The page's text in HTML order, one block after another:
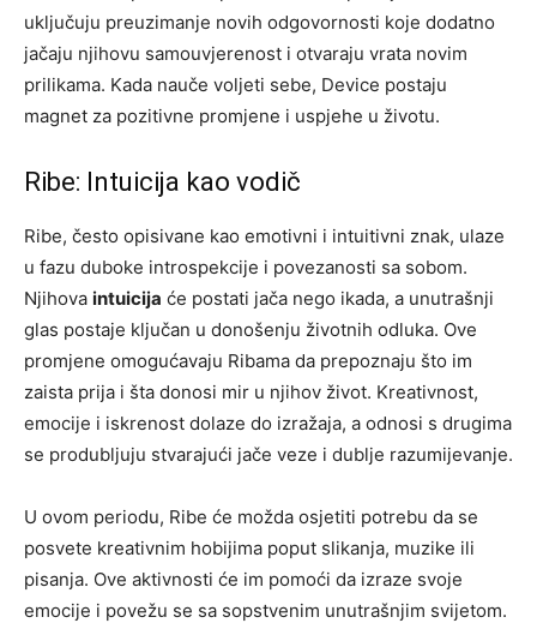
uključuju preuzimanje novih odgovornosti koje dodatno
jačaju njihovu samouvjerenost i otvaraju vrata novim
prilikama. Kada nauče voljeti sebe, Device postaju
magnet za pozitivne promjene i uspjehe u životu.
Ribe: Intuicija kao vodič
Ribe, često opisivane kao emotivni i intuitivni znak, ulaze
u fazu duboke introspekcije i povezanosti sa sobom.
Njihova intuicija će postati jača nego ikada, a unutrašnji
glas postaje ključan u donošenju životnih odluka. Ove
promjene omogućavaju Ribama da prepoznaju što im
zaista prija i šta donosi mir u njihov život. Kreativnost,
emocije i iskrenost dolaze do izražaja, a odnosi s drugima
se produbljuju stvarajući jače veze i dublje razumijevanje.
U ovom periodu, Ribe će možda osjetiti potrebu da se
posvete kreativnim hobijima poput slikanja, muzike ili
pisanja. Ove aktivnosti će im pomoći da izraze svoje
emocije i povežu se sa sopstvenim unutrašnjim svijetom.